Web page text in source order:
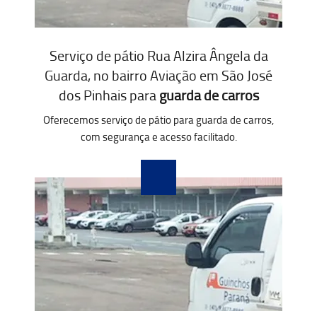
Serviço de pátio Rua Alzira Ângela da
Guarda, no bairro Aviação em São José
dos Pinhais paraguarda de carros
Oferecemos serviço de pátio para guarda de carros,
com segurança e acesso facilitado.